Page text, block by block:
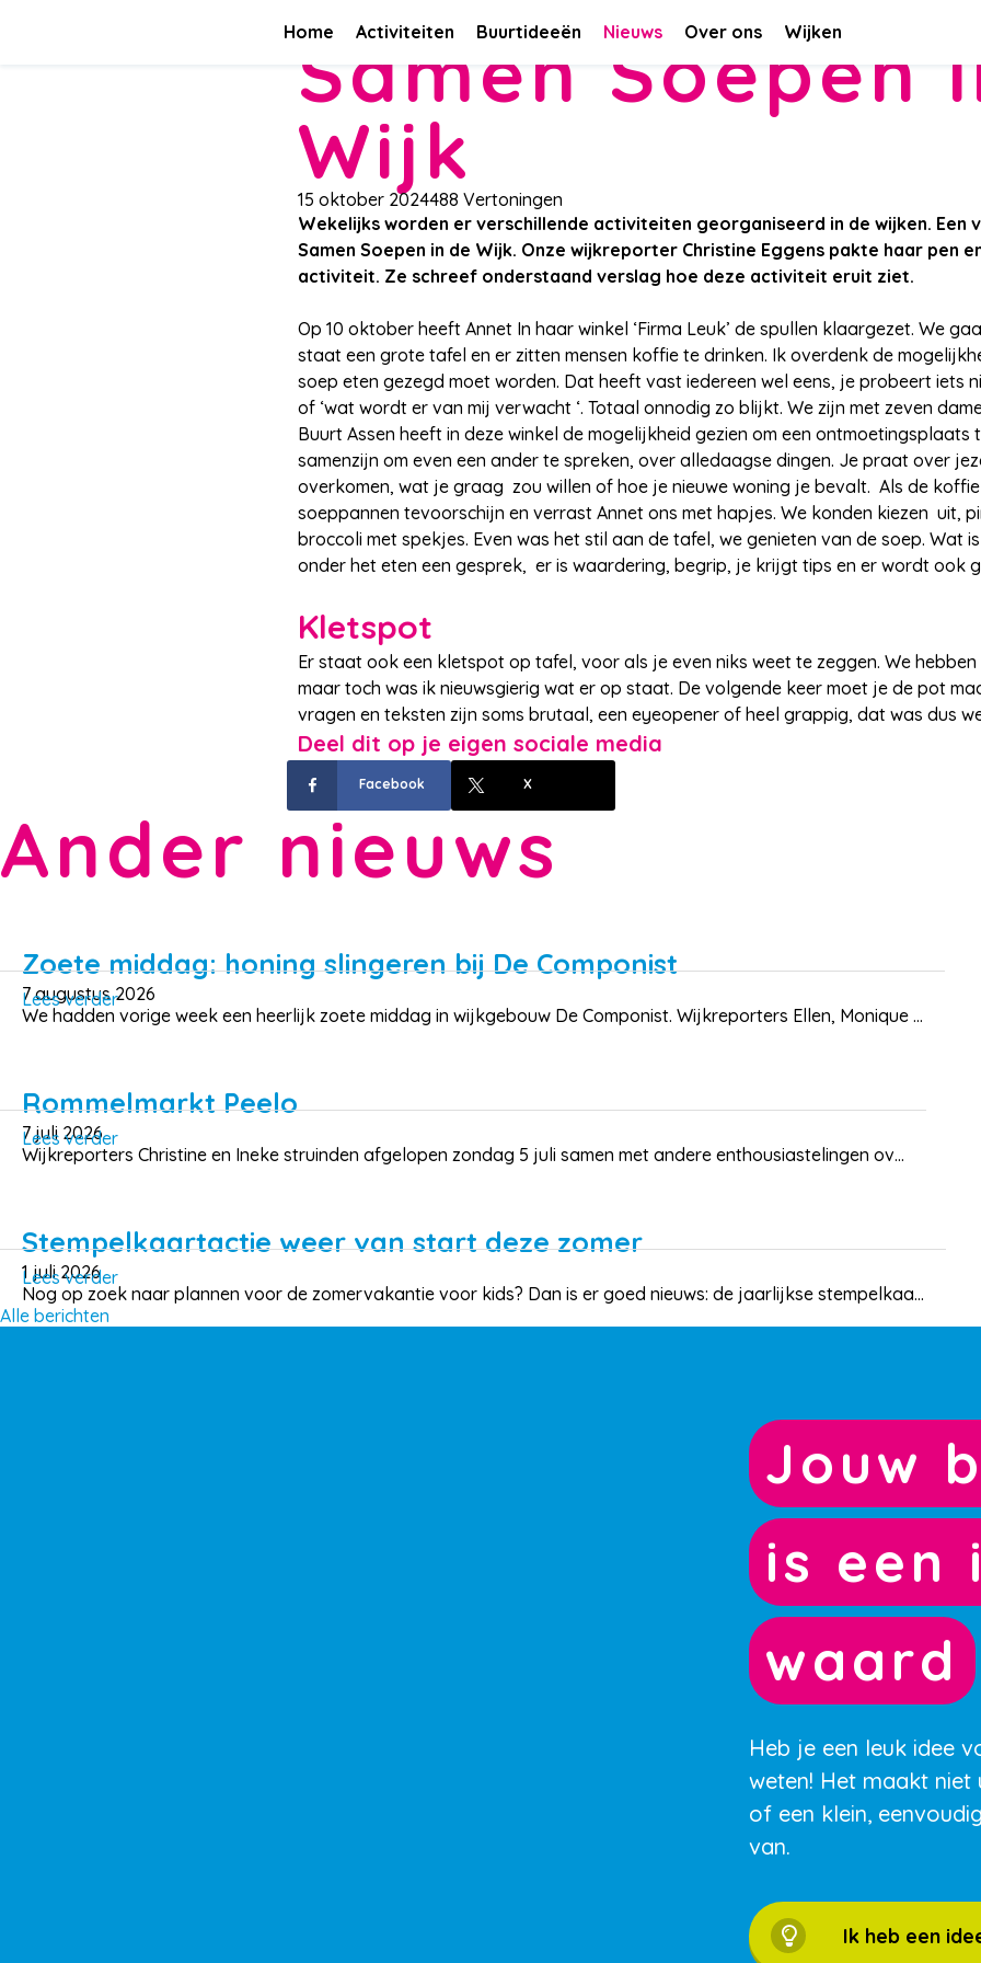
Home Activiteiten Buurtideeën Nieuws Over ons Wijken
Samen Soepen
Wijk
15 oktober 2024488 Vertoningen
Wekelijks worden er verschillende activiteiten georganiseerd in de wijken. Een
Samen Soepen in de Wijk. Onze wijkreporter Christine Eggens pakte haar pen
activiteit. Ze schreef onderstaand verslag hoe deze activiteit eruit ziet.
Op 10 oktober heeft Annet In haar winkel ‘Firma Leuk’ de spullen klaargezet. We
staat een grote tafel en er zitten mensen koffie te drinken. Ik overdenk de
soep eten gezegd moet worden. Dat heeft vast iedereen wel eens, je probeert iets
of ‘wat wordt er van mij verwacht ‘. Totaal onnodig zo blijkt. We zijn met zeven
Buurt Assen heeft in deze winkel de mogelijkheid gezien om een ontmoetingsplaats
samenzijn om even een ander te spreken, over alledaagse dingen. Je praat over
overkomen, wat je graag zou willen of hoe je nieuwe woning je bevalt. Als de
soeppannen tevoorschijn en verrast Annet ons met hapjes. We konden kiezen uit,
broccoli met spekjes. Even was het stil aan de tafel, we genieten van de soep. Wat
onder het eten een gesprek, er is waardering, begrip, je krijgt tips en er wordt ook
Kletspot
Er staat ook een kletspot op tafel, voor als je even niks weet te zeggen. We
maar toch was ik nieuwsgierig wat er op staat. De volgende keer moet je de pot
vragen en teksten zijn soms brutaal, een eyeopener of heel grappig, dat was dus
Deel dit op je eigen sociale media
Facebook X
Ander nieuws
Zoete middag: honing slingeren bij De Componist
7 augustus 2026
We hadden vorige week een heerlijk zoete middag in wijkgebouw De Componist. Wijkreporters Ellen, Monique ...
Lees verder
Rommelmarkt Peelo
7 juli 2026
Wijkreporters Christine en Ineke struinden afgelopen zondag 5 juli samen met andere enthousiastelingen ov...
Lees verder
Stempelkaartactie weer van start deze zomer
1 juli 2026
Nog op zoek naar plannen voor de zomervakantie voor kids? Dan is er goed nieuws: de jaarlijkse stempelkaa...
Lees verder
Alle berichten
Jouw
is een
waard
Heb je een leuk idee
weten! Het maakt
of een klein,
van.
Ik heb een